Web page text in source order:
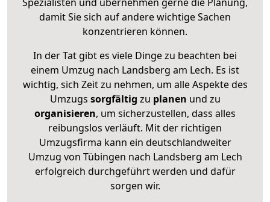
damit Sie sich auf andere wichtige Sachen
konzentrieren können.
In der Tat gibt es viele Dinge zu beachten bei
einem Umzug nach Landsberg am Lech. Es ist
wichtig, sich Zeit zu nehmen, um alle Aspekte des
Umzugs sorgfältig zu planen und zu
organisieren, um sicherzustellen, dass alles
reibungslos verläuft. Mit der richtigen
Umzugsfirma kann ein deutschlandweiter
Umzug von Tübingen nach Landsberg am Lech
erfolgreich durchgeführt werden und dafür
sorgen wir.